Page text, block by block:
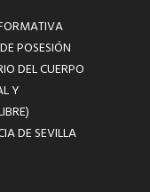
POSESIÓN
DEL CUERPO
Y
DE SEVILLA